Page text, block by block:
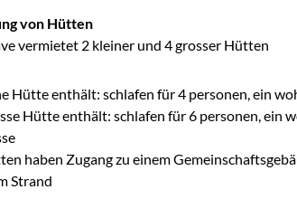
von Hütten
vermietet 2 kleiner und 4 grosser Hütten
Hütte enthält: schlafen für 4 personen, ein
Hütte enthält: schlafen für 6 personen, ein
haben Zugang zu einem
Strand